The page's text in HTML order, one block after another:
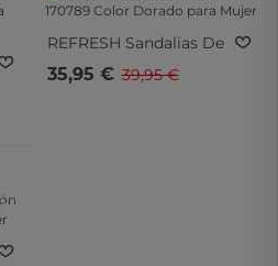
REFRESH Sandalias De
Tacón REFRESH 170789
Color Dorado Para
35,95 € 39,95 €